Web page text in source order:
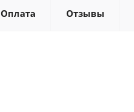
Оплата Отзывы